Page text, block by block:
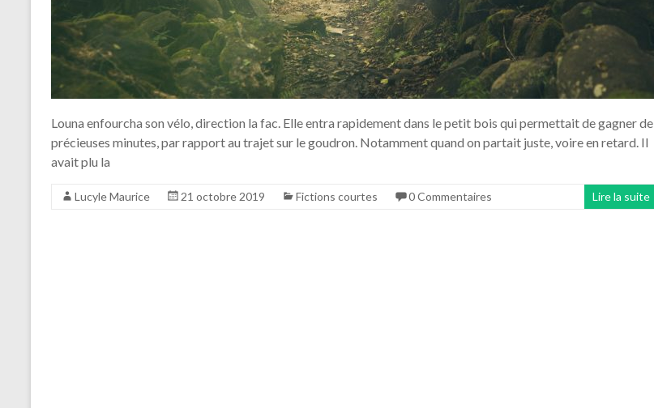
Louna enfourcha son vélo, direction la fac. Elle entra rapidement dans le petit bois qui permettait de gagner de
précieuses minutes, par rapport au trajet sur le goudron. Notamment quand on partait juste, voire en retard. Il
avait plu la
Lucyle Maurice 21 octobre 2019 Fictions courtes 0 Commentaires Lire la suite